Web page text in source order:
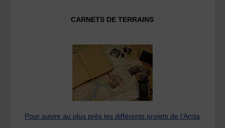
CARNETS DE TERRAINS
Pour suivre au plus près les différents projets de l’Amta